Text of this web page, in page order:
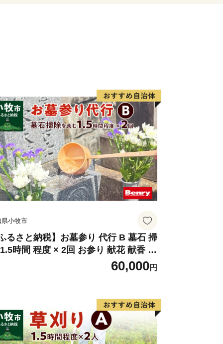
県小牧市
ふるさと納税】お墓参り 代行 B 墓石 掃
時間 程度 × 2回 お参り 献花 献香 雑
除去 処分 草抜き 清掃 お手入れ 水洗い
拭き 汚れ落とし 代行サービス 和形墓石
60,000円